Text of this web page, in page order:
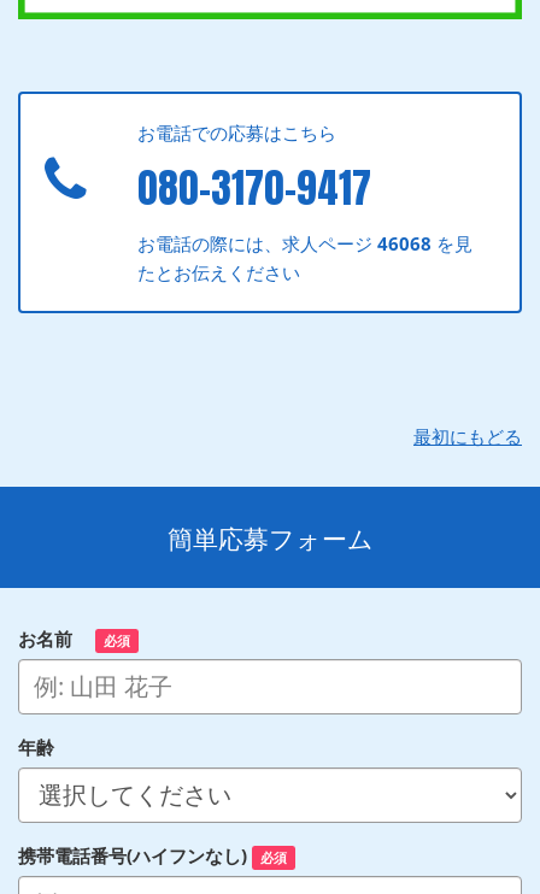
お電話での応募はこちら
080-3170-9417
お電話の際には、求人ページ46068 を見
たとお伝えください
最初にもどる
簡単応募フォーム
お名前 必須
年齢
携帯電話番号(ハイフンなし) 必須